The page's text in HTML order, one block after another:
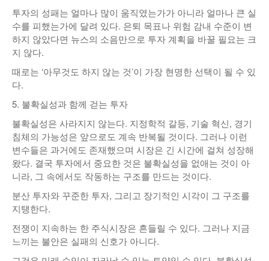
투자의 성패는 얼마나 많이 움직였는가가 아니라 얼마나 큰 실
수를 피했는가에 달려 있다. 은퇴 목표나 위험 감내 수준이 변
하지 않았다면 뉴스의 소음만으로 투자 계획을 바꿀 필요는 크
지 않다.
때로는 ‘아무것도 하지 않는 것’이 가장 현명한 선택이 될 수 있
다.
5. 불확실성과 함께 걷는 투자
불확실성은 사라지지 않는다. 지정학적 갈등, 기술 혁신, 경기
침체의 가능성은 앞으로도 계속 반복될 것이다. 그러나 이런
변수들은 과거에도 존재했으며 시장은 긴 시간에 걸쳐 성장해
왔다. 결국 투자에서 중요한 것은 불확실성을 없애는 것이 아
니라, 그 속에서도 작동하는 구조를 만드는 것이다.
분산 투자와 꾸준한 투자, 그리고 장기적인 시각이 그 구조를
지탱한다.
전쟁이 지속하는 한 주식시장은 흔들릴 수 있다. 그러나 지금
느끼는 불안은 실패의 신호가 아니다.